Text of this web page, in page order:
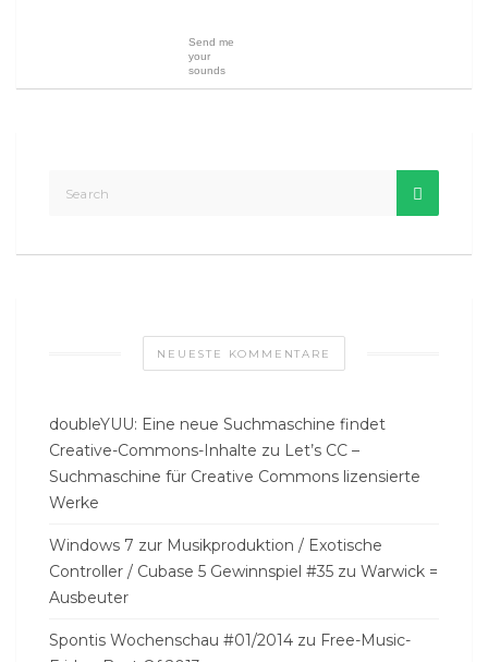
Send me
your
sounds
NEUESTE KOMMENTARE
doubleYUU: Eine neue Suchmaschine findet
Creative-Commons-Inhalte zu Let’s CC –
Suchmaschine für Creative Commons lizensierte
Werke
Windows 7 zur Musikproduktion / Exotische
Controller / Cubase 5 Gewinnspiel #35 zu Warwick =
Ausbeuter
Spontis Wochenschau #01/2014 zu Free-Music-